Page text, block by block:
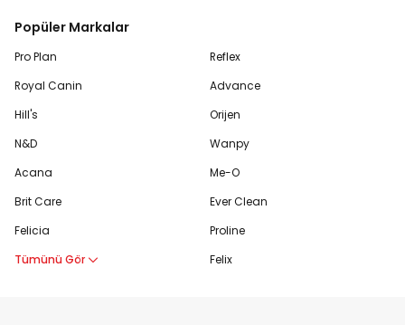
Popüler Markalar
Pro Plan
Royal Canin
Hill's
N&D
Acana
Brit Care
Felicia
Tümünü Gör
Reflex
Advance
Orijen
Wanpy
Me-O
Ever Clean
Proline
Felix